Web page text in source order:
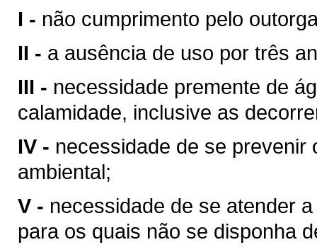
I - não cumprimento pelo
II - a ausência de uso por três
III - necessidade premente de
calamidade, inclusive as
IV - necessidade de se
ambiental;
V - necessidade de se atender
para os quais não se disponha